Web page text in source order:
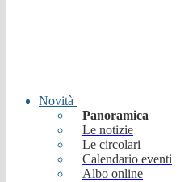
Novità
Panoramica
Le notizie
Le circolari
Calendario eventi
Albo online